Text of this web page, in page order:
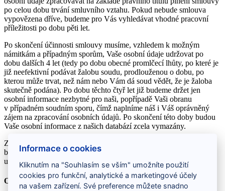
po celou dobu trvání smluvního vztahu. Pokud nebude smlouva
vypovězena dříve, budeme pro Vás vyhledávat vhodné pracovní
příležitosti po dobu pěti let.
Po skončení účinnosti smlouvy musíme, vzhledem k možným
námitkám a případným sporům, Vaše osobní údaje udržovat po
dobu dalších 4 let (tedy po dobu obecné promlčecí lhůty, po které je
již neefektivní podávat žalobu soudu, prodlouženou o dobu, po
kterou může trvat, než nám nebo Vám dá soud vědět, že je žaloba
skutečně podána). Po dobu těchto čtyř let již budeme držet jen
osobní informace nezbytné pro naši, popřípadě Vaši obranu
v případném soudním sporu, čímž naplníme náš i Váš oprávněný
zájem na zpracování osobních údajů. Po skončení této doby budou
Vaše osobní informace z našich databází zcela vymazány.
Z důvodu naší právní povinnosti uchovávat účetní doklady, pak
budeme Vaše osobní údaje obsažené v účetních dokladech
uchovávat po zákonem stanovenou dobu 10 let.
Organizace školících kurzů
Informace o cookies
Kliknutím na "Souhlasím se vším" umožníte použití
cookies pro funkční, analytické a marketingové účely
na vašem zařízení. Své preference můžete snadno